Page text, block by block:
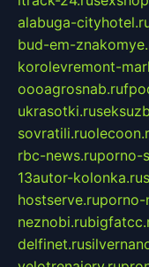
alabuga-
bud-em-
korolevremont-
oooagrosnab.ru
ukrasotki.ru
sovratili.ru
rbc-news.ruporno-
13autor-kolonka.ru
hostserve.ruporno-
neznobi.ru
delfinet.ru